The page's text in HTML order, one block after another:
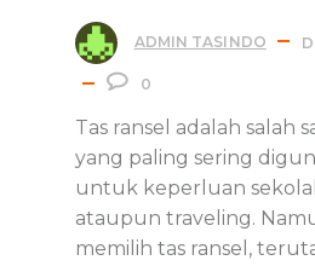
ADMIN TASINDO
0
Tas ransel adalah salah
yang paling sering
untuk keperluan
ataupun traveling.
memilih tas ransel,